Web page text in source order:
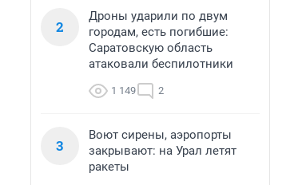
2
Дроны ударили по двум
городам, есть погибшие:
Саратовскую область
атаковали беспилотники
1 149 2
3
Воют сирены, аэропорты
закрывают: на Урал летят
ракеты